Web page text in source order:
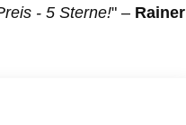
- 5 Sterne!" – Rainer